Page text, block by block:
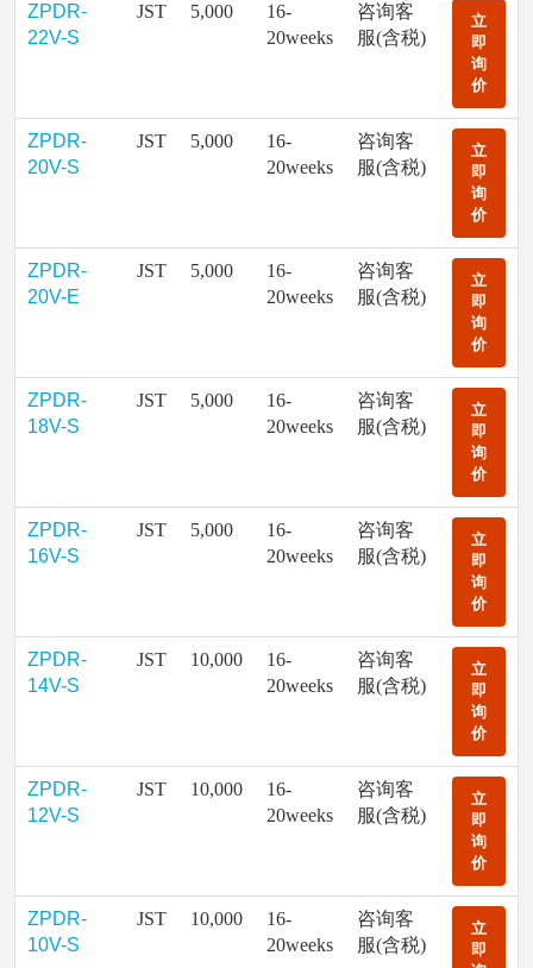
ZPDR-
22V-S
JST 5,000
16-
20weeks
咨询客
服(含税)
立
即
询
价
ZPDR-
20V-S
JST 5,000
16-
20weeks
咨询客
服(含税)
立
即
询
价
ZPDR-
20V-E
JST 5,000
16-
20weeks
咨询客
服(含税)
立
即
询
价
ZPDR-
18V-S
JST 5,000
16-
20weeks
咨询客
服(含税)
立
即
询
价
ZPDR-
16V-S
JST 5,000
16-
20weeks
咨询客
服(含税)
立
即
询
价
ZPDR-
14V-S
JST 10,000
16-
20weeks
咨询客
服(含税)
立
即
询
价
ZPDR-
12V-S
JST 10,000
16-
20weeks
咨询客
服(含税)
立
即
询
价
ZPDR-
10V-S
JST 10,000
16-
20weeks
咨询客
服(含税)
立
即